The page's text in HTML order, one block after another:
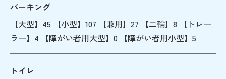
パーキング
【大型】45 【小型】107 【兼用】27 【二輪】8 【トレー
ラー】4 【障がい者用大型】0 【障がい者用小型】5
トイレ